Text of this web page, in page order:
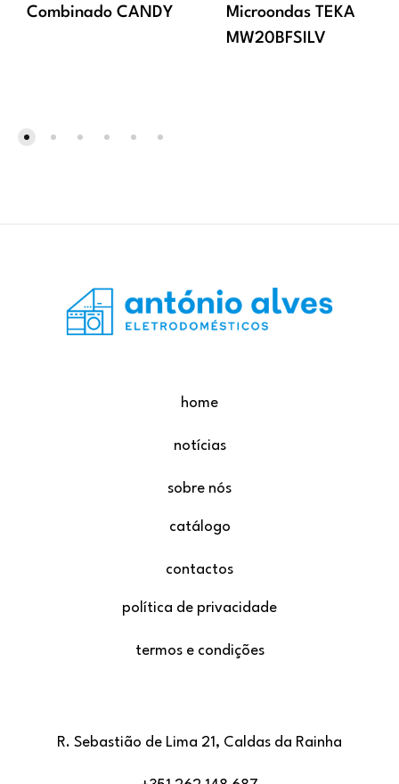
Combinado CANDY
Microondas TEKA
MW20BFSILV
home
notícias
sobre nós
catálogo
contactos
política de privacidade
termos e condições
R. Sebastião de Lima 21, Caldas da Rainha